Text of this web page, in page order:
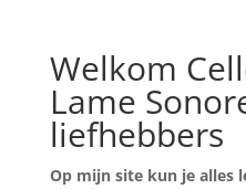
Welkom
Lame
liefhebbers
Op mijn site kun je alles